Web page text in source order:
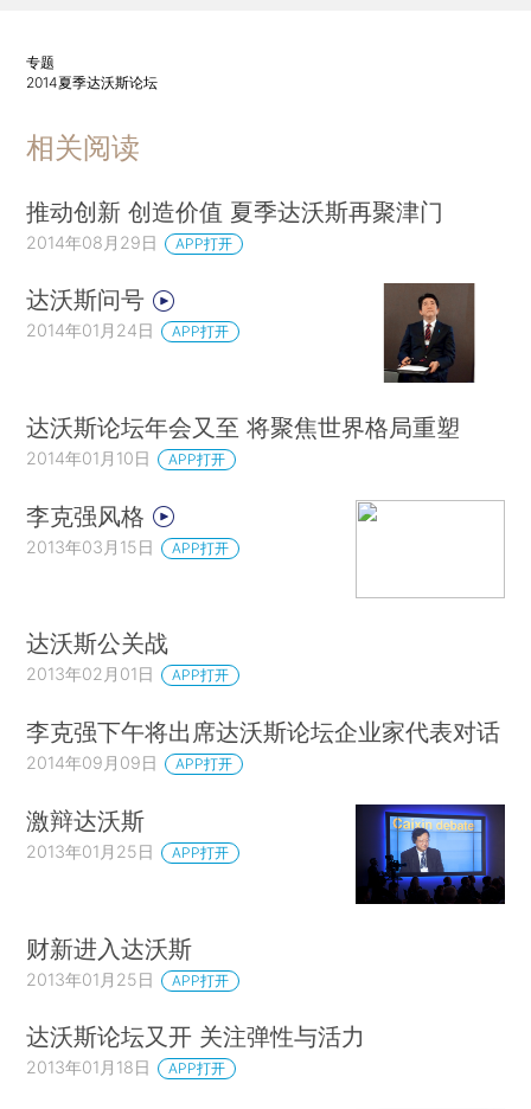
专题
2014夏季达沃斯论坛
相关阅读
推动创新 创造价值 夏季达沃斯再聚津门
2014年08月29日 APP打开
达沃斯问号
2014年01月24日 APP打开
达沃斯论坛年会又至 将聚焦世界格局重塑
2014年01月10日 APP打开
李克强风格
2013年03月15日 APP打开
达沃斯公关战
2013年02月01日 APP打开
李克强下午将出席达沃斯论坛企业家代表对话
2014年09月09日 APP打开
激辩达沃斯
2013年01月25日 APP打开
财新进入达沃斯
2013年01月25日 APP打开
达沃斯论坛又开 关注弹性与活力
2013年01月18日 APP打开